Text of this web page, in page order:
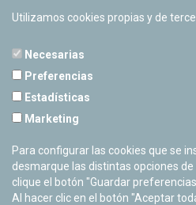
Nuevo Exterior
Cerrado
Utilizamos cookies propias y de
Necesarias
Preferencias
Estadísticas
Marketing
Para configurar las cookies que se
desmarque las distintas opciones
clique el botón "Guardar
Al hacer clic en el botón "Aceptar